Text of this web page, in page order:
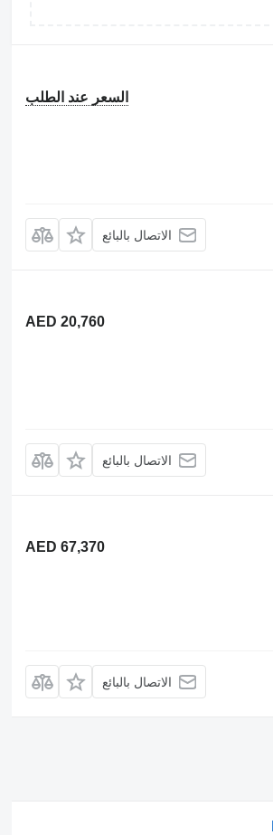
السعر عند الطلب
الاتصال بالبائع
AED 20,760
الاتصال بالبائع
AED 67,370
الاتصال بالبائع